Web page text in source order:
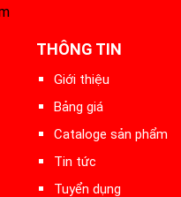
THÔNG TIN
Giới thiệu
Bảng giá
Cataloge sản phẩm
Tin tức
Tuyển dụng